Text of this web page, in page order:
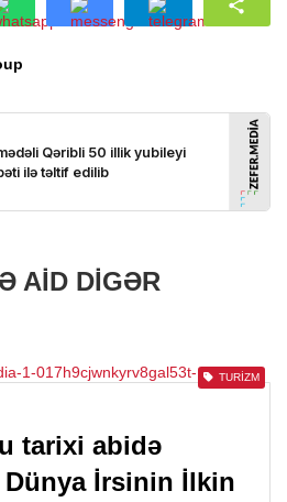
AID DIGƏR
TURIZM
tarixi abidə
Dünya İrsinin İlkin